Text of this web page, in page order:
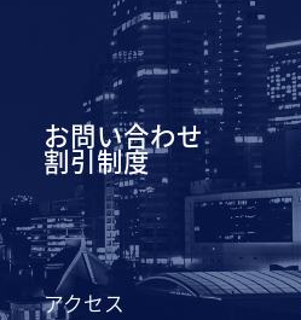
お問い合わせ
割引制度
アクセス